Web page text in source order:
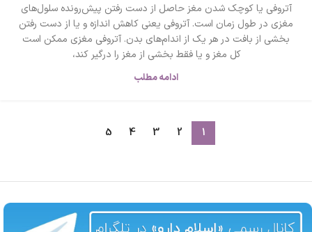
آتروفی یا کوچک شدن مغز حاصل از دست رفتن پیش‌رونده سلول‌های
مغزی در طول زمان است. آتروفی یعنی کاهش اندازه و یا از دست رفتن
بخشی از بافت در هر یک از اندام‌های بدن. آتروفی مغزی ممکن است
کل مغز و یا فقط بخشی از مغز را درگیر کند،
ادامه مطلب
1
2
3
4
5